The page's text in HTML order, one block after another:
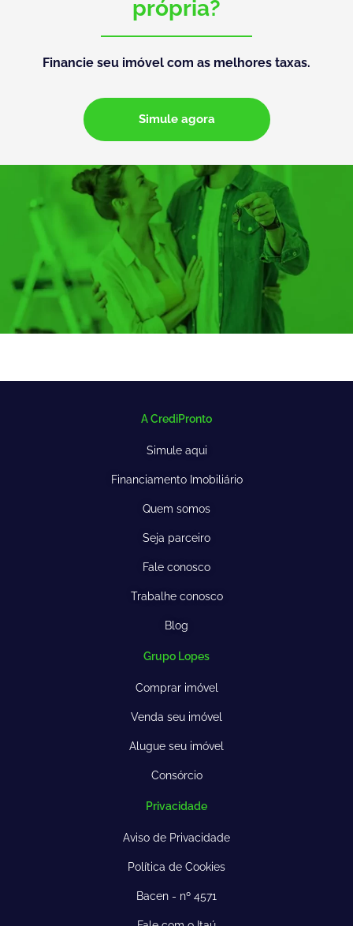
própria?
Financie seu imóvel com as melhores taxas.
Simule agora
A CrediPronto
Simule aqui
Financiamento Imobiliário
Quem somos
Seja parceiro
Fale conosco
Trabalhe conosco
Blog
Grupo Lopes
Comprar imóvel
Venda seu imóvel
Alugue seu imóvel
Consórcio
Privacidade
Aviso de Privacidade
Política de Cookies
Bacen - nº 4571